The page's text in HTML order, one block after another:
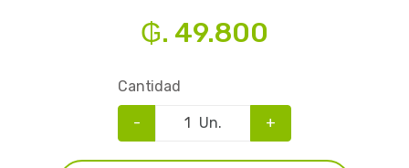
₲. 49.800
Cantidad
- Un. +